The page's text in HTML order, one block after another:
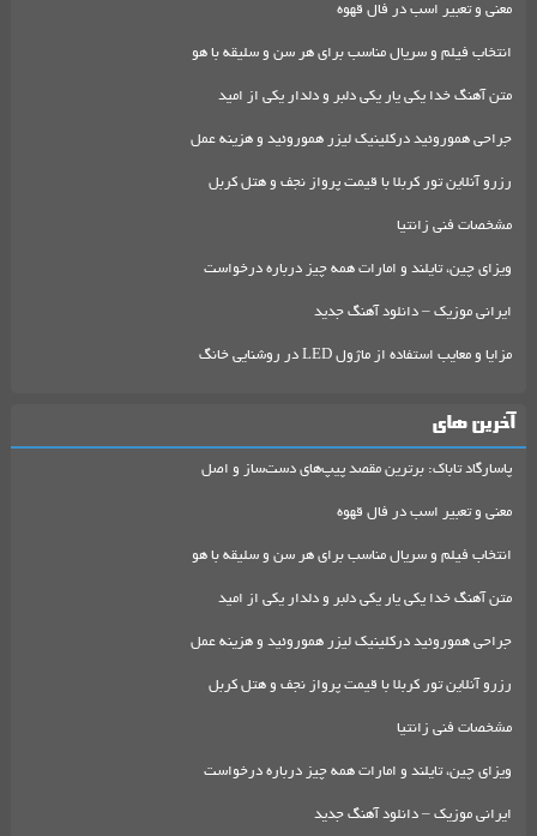
معنی و تعبیر اسب در فال قهوه
انتخاب فیلم و سریال مناسب برای هر سن و سلیقه با هو
متن آهنگ خدا یکی یار یکی دلبر و دلدار یکی از امید
جراحی هموروئید درکلینیک لیزر هموروئید و هزینه عمل
رزرو آنلاین تور کربلا با قیمت پرواز نجف و هتل کربل
مشخصات فنی زانتیا
ویزای چین، تایلند و امارات همه چیز درباره درخواست
ایرانی موزیک – دانلود آهنگ جدید
مزایا و معایب استفاده از ماژول LED در روشنایی خانگ
آخرین های
پاسارگاد تاباک: برترین مقصد پیپ‌های دست‌ساز و اصل
معنی و تعبیر اسب در فال قهوه
انتخاب فیلم و سریال مناسب برای هر سن و سلیقه با هو
متن آهنگ خدا یکی یار یکی دلبر و دلدار یکی از امید
جراحی هموروئید درکلینیک لیزر هموروئید و هزینه عمل
رزرو آنلاین تور کربلا با قیمت پرواز نجف و هتل کربل
مشخصات فنی زانتیا
ویزای چین، تایلند و امارات همه چیز درباره درخواست
ایرانی موزیک – دانلود آهنگ جدید